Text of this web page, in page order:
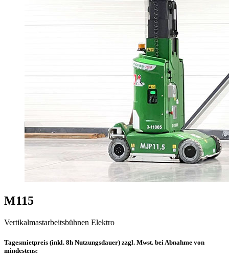
M115
Vertikalmastarbeitsbühnen Elektro
Tagesmietpreis (inkl. 8h Nutzungsdauer) zzgl. Mwst. bei Abnahme von
mindestens: